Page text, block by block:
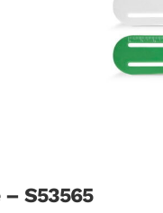
– S53565